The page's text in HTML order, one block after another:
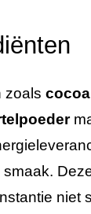
zoals cocoa
niet